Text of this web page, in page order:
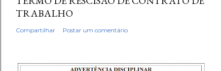
TRABALHO
Compartilhar Postar um comentário